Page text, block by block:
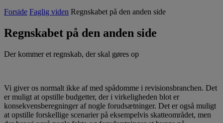
Forside Faglig viden Regnskabet på den anden side
Regnskabet på den anden side
Der kommer et regnskab, der skal gøres op
Vi giver os normalt ikke af med spådomme i revisionsbranchen. Det
er muligt at opstille budgetter, der i virkeligheden blot er
konsekvensberegninger af nogle forudsætninger. Det er også muligt
at opstille forskellige scenarier på eksempelvis skatteområdet, men